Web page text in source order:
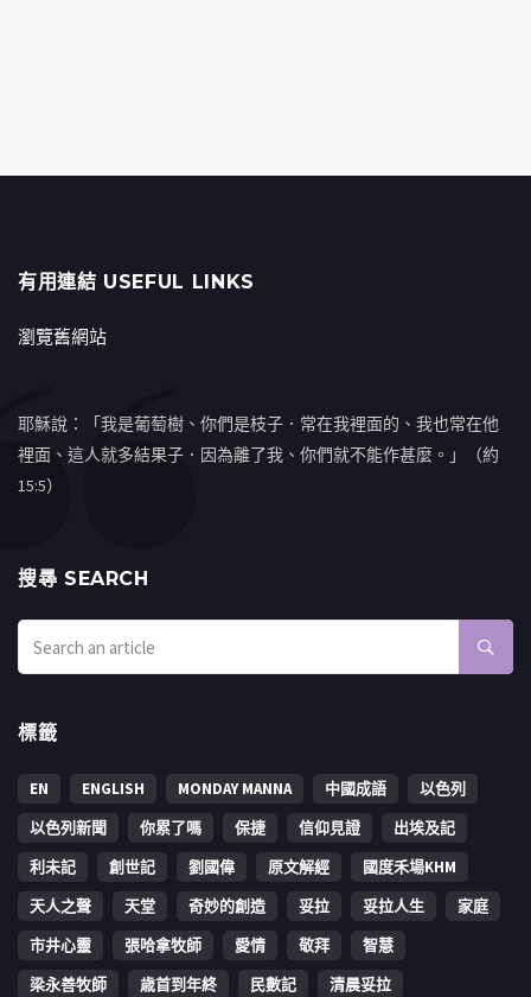
有用連結 USEFUL LINKS
瀏覽舊網站
耶穌說：「我是葡萄樹、你們是枝子．常在我裡面的、我也常在他
裡面、這人就多結果子．因為離了我、你們就不能作甚麼。」（約
15:5）
搜㝷 SEARCH
標籤
EN ENGLISH MONDAY MANNA 中國成語
以色列
以色列新聞
你累了嗎 保捷 信仰見證
出埃及記
利未記
創世記 劉國偉 原文解經
國度禾場KHM
天人之聲
天堂 奇妙的創造 妥拉 妥拉人生
家庭
市井心靈
張哈拿牧師 愛情 敬拜
智慧
梁永善牧師
歳首到年終 民數記 清晨妥拉